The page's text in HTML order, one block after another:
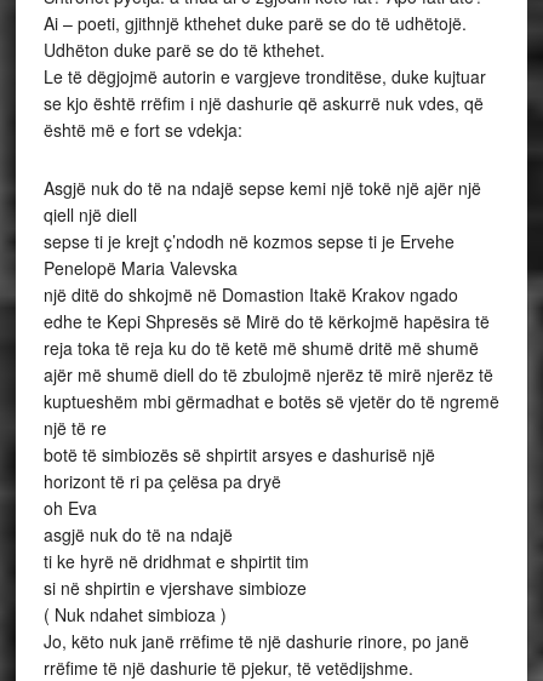
Ai – poeti, gjithnjë kthehet duke parë se do të udhëtojë.
Udhëton duke parë se do të kthehet.
Le të dëgjojmë autorin e vargjeve tronditëse, duke kujtuar
se kjo është rrëfim i një dashurie që askurrë nuk vdes, që
është më e fort se vdekja:
Asgjë nuk do të na ndajë sepse kemi një tokë një ajër një
qiell një diell
sepse ti je krejt ç’ndodh në kozmos sepse ti je Ervehe
Penelopë Maria Valevska
një ditë do shkojmë në Domastion Itakë Krakov ngado
edhe te Kepi Shpresës së Mirë do të kërkojmë hapësira të
reja toka të reja ku do të ketë më shumë dritë më shumë
ajër më shumë diell do të zbulojmë njerëz të mirë njerëz të
kuptueshëm mbi gërmadhat e botës së vjetër do të ngremë
një të re
botë të simbiozës së shpirtit arsyes e dashurisë një
horizont të ri pa çelësa pa dryë
oh Eva
asgjë nuk do të na ndajë
ti ke hyrë në dridhmat e shpirtit tim
si në shpirtin e vjershave simbioze
( Nuk ndahet simbioza )
Jo, këto nuk janë rrëfime të një dashurie rinore, po janë
rrëfime të një dashurie të pjekur, të vetëdijshme.